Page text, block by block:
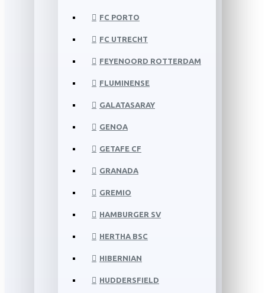
FC PORTO
FC UTRECHT
FEYENOORD ROTTERDAM
FLUMINENSE
GALATASARAY
GENOA
GETAFE CF
GRANADA
GREMIO
HAMBURGER SV
HERTHA BSC
HIBERNIAN
HUDDERSFIELD